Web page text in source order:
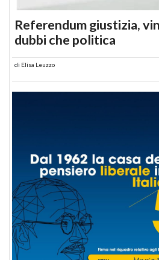
Referendum giustizia,
dubbi che politica
di Elisa Leuzzo